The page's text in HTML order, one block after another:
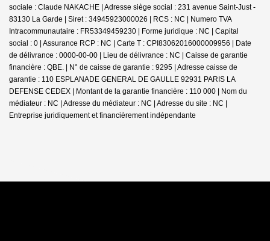
sociale : Claude NAKACHE | Adresse siège social : 231 avenue Saint-Just -
83130 La Garde | Siret : 34945923000026 | RCS : NC | Numero TVA
Intracommunautaire : FR53349459230 | Forme juridique : NC | Capital
social : 0 | Assurance RCP : NC | Carte T : CPI83062016000009956 | Date
de délivrance : 0000-00-00 | Lieu de délivrance : NC | Caisse de garantie
financière : QBE. | N° de caisse de garantie : 9295 | Adresse caisse de
garantie : 110 ESPLANADE GENERAL DE GAULLE 92931 PARIS LA
DEFENSE CEDEX | Montant de la garantie financière : 110 000 | Nom du
médiateur : NC | Adresse du médiateur : NC | Adresse du site : NC |
Entreprise juridiquement et financièrement indépendante